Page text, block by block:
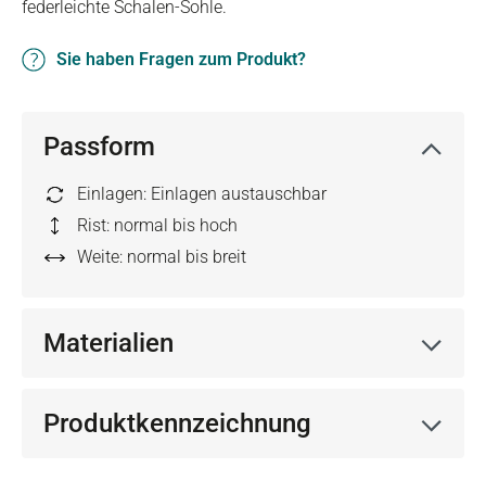
federleichte Schalen-Sohle.
Sie haben Fragen zum Produkt?
Passform
Einlagen: Einlagen austauschbar
Rist: normal bis hoch
Weite: normal bis breit
Materialien
Produktkennzeichnung